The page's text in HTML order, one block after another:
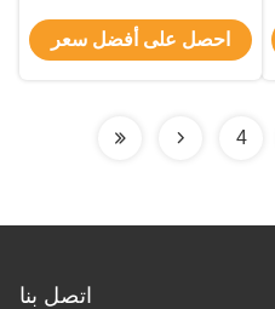
خزانة الإطار الألومنيوم
احصل على أفضل سعر
4
اتصل بنا